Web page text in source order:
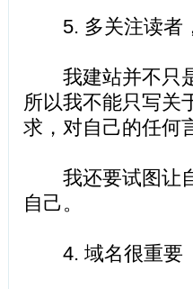
5. 多关注读者
我建站并不只是
所以我不能只写关
求，对自己的任何
我还要试图让自
自己。
4. 域名很重要